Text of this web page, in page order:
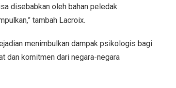
disebabkan oleh bahan peledak
tambah Lacroix.
menimbulkan dampak psikologis bagi
dan komitmen dari negara-negara